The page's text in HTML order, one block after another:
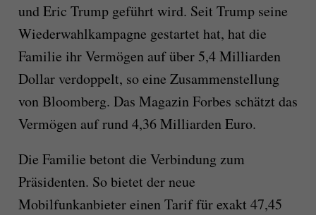
und Eric Trump geführt wird. Seit Trump seine
Wiederwahlkampagne gestartet hat, hat die
Familie ihr Vermögen auf über 5,4 Milliarden
Dollar verdoppelt, so eine Zusammenstellung
von Bloomberg. Das Magazin Forbes schätzt das
Vermögen auf rund 4,36 Milliarden Euro.
Die Familie betont die Verbindung zum
Präsidenten. So bietet der neue
Mobilfunkanbieter einen Tarif für exakt 47,45